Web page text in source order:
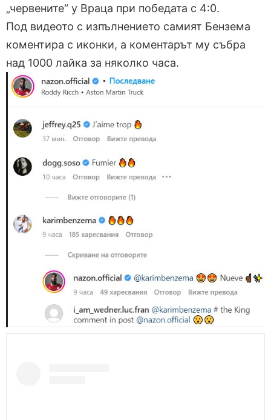
„червените“ у Враца при победата с 4:0.
Под видеото с изпълнението самият Бензема
коментира с иконки, а коментарът му събра
над 1000 лайка за няколко часа.